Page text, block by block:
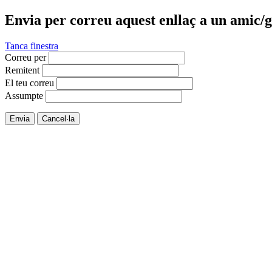
Envia per correu aquest enllaç a un amic/
Tanca finestra
Correu per
Remitent
El teu correu
Assumpte
Envia Cancel·la